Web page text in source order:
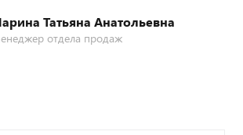
Татьяна Анатольевна
отдела продаж